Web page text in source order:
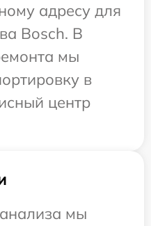
адресу для
Bosch. В
мы
в
центр
мы